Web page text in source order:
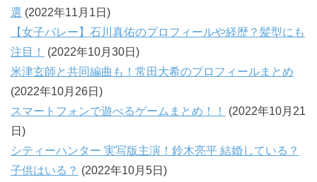
選 (2022年11月1日)
【女子バレー】石川真佑のプロフィールや経歴？髪型にも
注目！
(2022年10月30日)
米津玄師と共同編曲も！常田大希のプロフィールまとめ
(2022年10月26日)
スマートフォンで遊べるゲームまとめ！！
(2022年10月21
日)
シティーハンター 実写版主演！鈴木亮平 結婚している？
子供はいる？ (2022年10月5日)